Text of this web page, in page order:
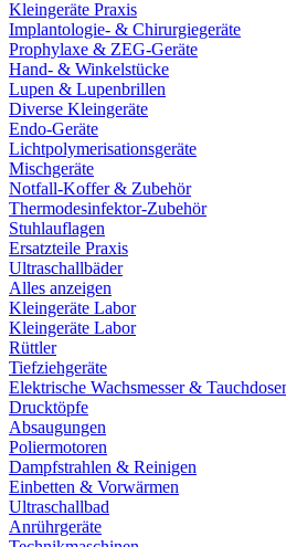
Kleingeräte Praxis
Implantologie- & Chirurgiegeräte
Prophylaxe & ZEG-Geräte
Hand- & Winkelstücke
Lupen & Lupenbrillen
Diverse Kleingeräte
Endo-Geräte
Lichtpolymerisationsgeräte
Mischgeräte
Notfall-Koffer & Zubehör
Thermodesinfektor-Zubehör
Stuhlauflagen
Ersatzteile Praxis
Ultraschallbäder
Alles anzeigen
Kleingeräte Labor
Kleingeräte Labor
Rüttler
Tiefziehgeräte
Elektrische Wachsmesser &
Drucktöpfe
Absaugungen
Poliermotoren
Dampfstrahlen & Reinigen
Einbetten & Vorwärmen
Ultraschallbad
Anrührgeräte